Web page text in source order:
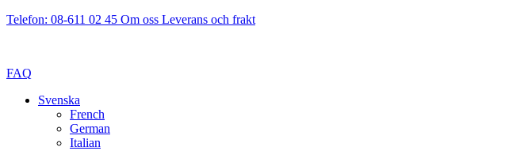
Telefon: 08-611 02 45 Om oss Leverans och frakt
FAQ
Svenska
French
German
Italian